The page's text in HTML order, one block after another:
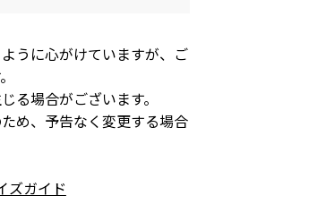
うに心がけていますが、ご
る場合がございます。
め、予告なく変更する場合
ズガイド